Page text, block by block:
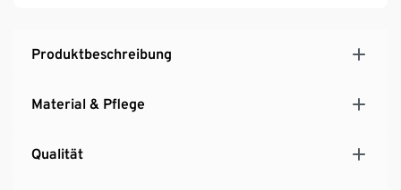
Produktbeschreibung
Material & Pflege
Qualität